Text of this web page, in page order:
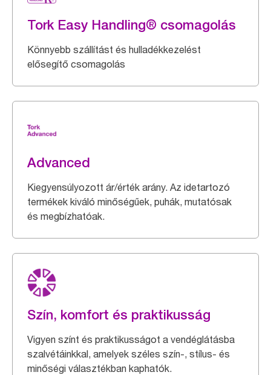
Tork Easy Handling® csomagolás
Könnyebb szállítást és hulladékkezelést
elősegítő csomagolás
Advanced
Kiegyensúlyozott ár/érték arány. Az idetartozó
termékek kiváló minőségűek, puhák, mutatósak
és megbízhatóak.
Szín, komfort és praktikusság
Vigyen színt és praktikusságot a vendéglátásba
szalvétáinkkal, amelyek széles szín-, stílus- és
minőségi választékban kaphatók.